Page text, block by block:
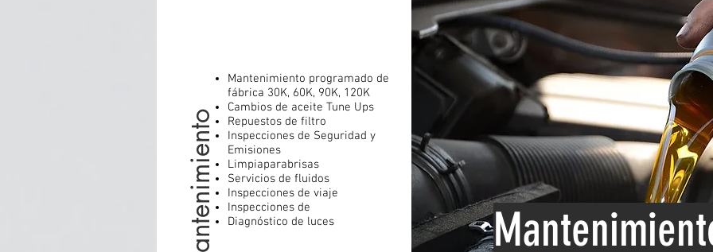
Mantenimiento
Mantenimiento programado de
fábrica 30K, 60K, 90K, 120K
Cambios de aceite Tune Ups
Repuestos de filtro
Inspecciones de Seguridad y
Emisiones
Limpiaparabrisas
Servicios de fluidos
Inspecciones de viaje
Inspecciones de
Diagnóstico de luces